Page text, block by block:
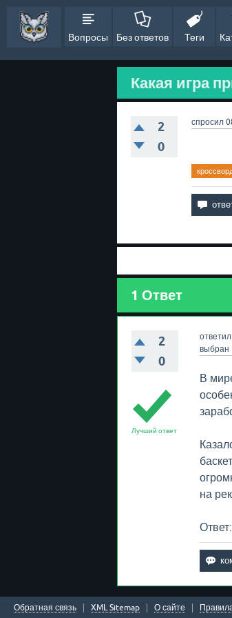
Вопросы Без ответов Теги
Какая игра
2
0
спросил
1 Ответ
2
0
ответил
выбран
Лучший ответ
В
на
Обратная связь XML Sitemap О сайте